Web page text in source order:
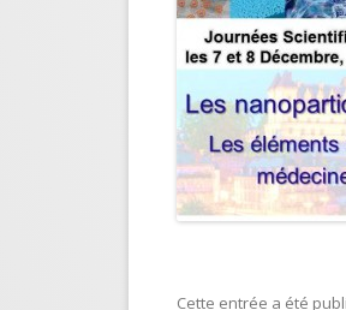
Cette entrée a été